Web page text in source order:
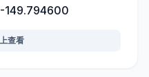
-149.794600
查看